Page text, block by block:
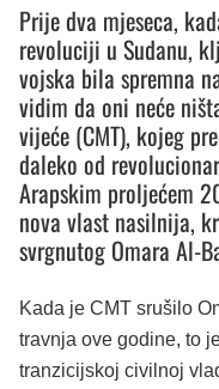
Prije dva mjeseca,
revoluciji u Sudanu,
vojska bila spremna
vidim da oni neće
vijeće (CMT), kojeg
daleko od
Arapskim proljećem
nova vlast nasilnija,
svrgnutog Omara Al-
Kada je CMT srušilo
travnja ove godine, to
tranzicijskoj civilnoj